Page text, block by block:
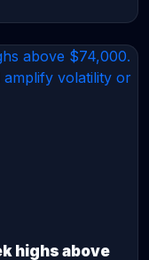
highs above